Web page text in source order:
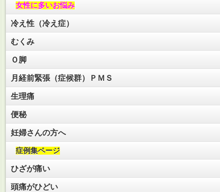
女性に多いお悩み
冷え性（冷え症）
むくみ
Ｏ脚
月経前緊張（症候群）ＰＭＳ
生理痛
便秘
妊婦さんの方へ
症例集ページ
ひざが痛い
頭痛がひどい